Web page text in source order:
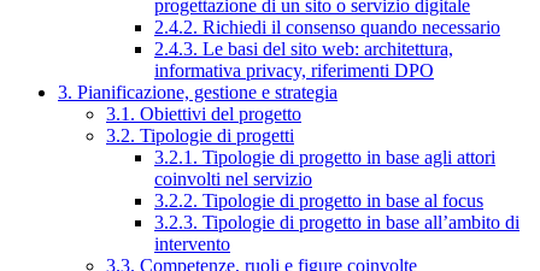
progettazione di un sito o servizio digitale
2.4.2. Richiedi il consenso quando necessario
2.4.3. Le basi del sito web: architettura,
informativa privacy, riferimenti DPO
3. Pianificazione, gestione e strategia
3.1. Obiettivi del progetto
3.2. Tipologie di progetti
3.2.1. Tipologie di progetto in base agli attori
coinvolti nel servizio
3.2.2. Tipologie di progetto in base al focus
3.2.3. Tipologie di progetto in base all’ambito di
intervento
3.3. Competenze, ruoli e figure coinvolte